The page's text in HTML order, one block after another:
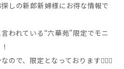
しの新郎新婦様にお得な情報で
われている“六華苑”限定でモニ
ので、限定となっております🙇🏻‍♀️